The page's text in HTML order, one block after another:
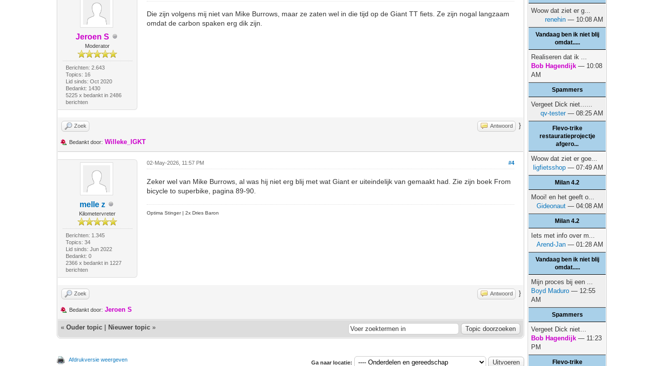
Jeroen S
Moderator
Berichten: 2.643
Topics: 16
Lid sinds: Oct 2020
Bedankt: 1430
5225 x bedankt in 2486
berichten
Die zijn volgens mij niet van Mike Burrows, maar ze zaten wel in die tijd op de Giant TT fiets. Ze zijn nogal langzaam
omdat de carbon spaken erg dik zijn.
Zoek Antwoord }
Bedankt door: Willeke_IGKT
melle z
Kilometervreter
Berichten: 1.345
Topics: 34
Lid sinds: Jun 2022
Bedankt: 0
2366 x bedankt in 1227
berichten
#4
02-May-2026, 11:57 PM
Zeker wel van Mike Burrows, al was hij niet erg blij met wat Giant er uiteindelijk van gemaakt had. Zie zijn boek From
bicycle to superbike, pagina 89-90.
Optima Stinger |2x Dries Baron
Zoek Antwoord }
Bedankt door: Jeroen S
«Ouder topic Nieuwer topic »
Afdrukversie weergeven Ga naar locatie:
Woow dat ziet er g...
renehin — 10:08 AM
Vandaag ben ik niet blij
omdat.....
Realiseren dat ik ...
Bob Hagendijk — 10:08
AM
Spammers
Vergeet Dick niet…...
qv-tester— 08:25 AM
Flevo-trike
restauratieprojectje
afgero...
Woow dat ziet er goe...
ligfietsshop — 07:49 AM
Milan 4.2
Mooi! en het geeft o...
Gideonaut — 04:08 AM
Milan 4.2
Iets met info over m...
Arend-Jan — 01:28 AM
Vandaag ben ik niet blij
omdat.....
Mijn proces bij een ...
Boyd Maduro — 12:55
AM
Spammers
Vergeet Dick niet…
Bob Hagendijk — 11:23
PM
Flevo-trike